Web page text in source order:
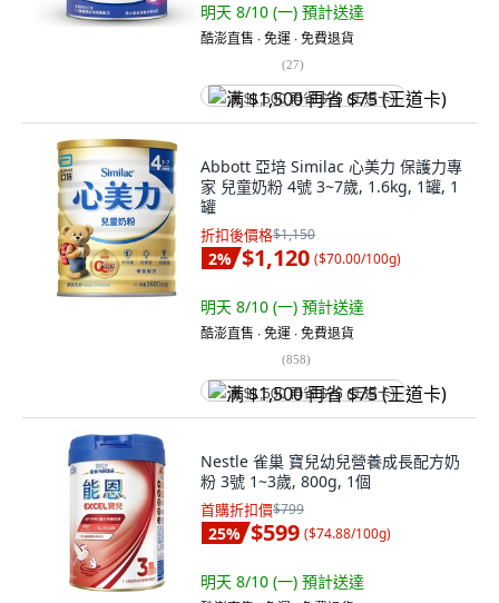
明天 8/10 (一) 預計送達
酷澎直售 ∙ 免運 ∙ 免費退貨
(27)
满 $1,500 再省 $75 (王道卡)
Abbott 亞培 Similac 心美力 保護力專
家 兒童奶粉 4號 3~7歲, 1.6kg, 1罐, 1
罐
折扣後價格$1,150
2% $1,120 ($70.00/100g)
明天 8/10 (一) 預計送達
酷澎直售 ∙ 免運 ∙ 免費退貨
(858)
满 $1,500 再省 $75 (王道卡)
Nestle 雀巢 寶兒幼兒營養成長配方奶
粉 3號 1~3歲, 800g, 1個
首購折扣價$799
25% $599 ($74.88/100g)
明天 8/10 (一) 預計送達